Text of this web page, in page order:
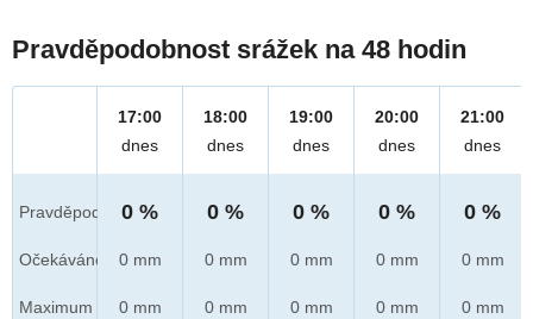
Pravděpodobnost srážek na 48 hodin
Pravděpod.
Očekáváno
Maximum
17:00
dnes
0 %
0 mm
0 mm
18:00
dnes
0 %
0 mm
0 mm
19:00
dnes
0 %
0 mm
0 mm
20:00
dnes
0 %
0 mm
0 mm
21:00
dnes
0 %
0 mm
0 mm